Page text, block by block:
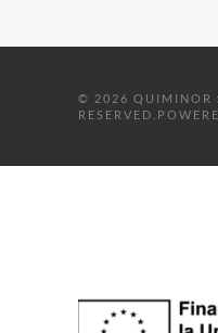
© 2026 QUIMINOR
RESERVED.